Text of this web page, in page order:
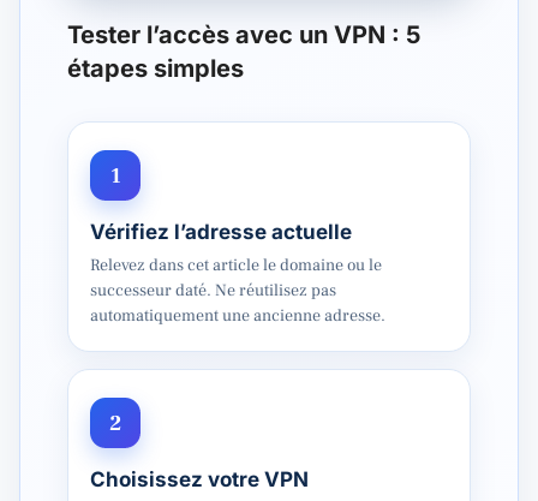
Tester l’accès avec un VPN : 5
étapes simples
1
Vérifiez l’adresse actuelle
Relevez dans cet article le domaine ou le
successeur daté. Ne réutilisez pas
automatiquement une ancienne adresse.
2
Choisissez votre VPN